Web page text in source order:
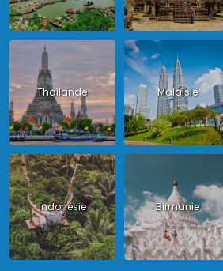
Thailande Malaisie
Indonésie Birmanie